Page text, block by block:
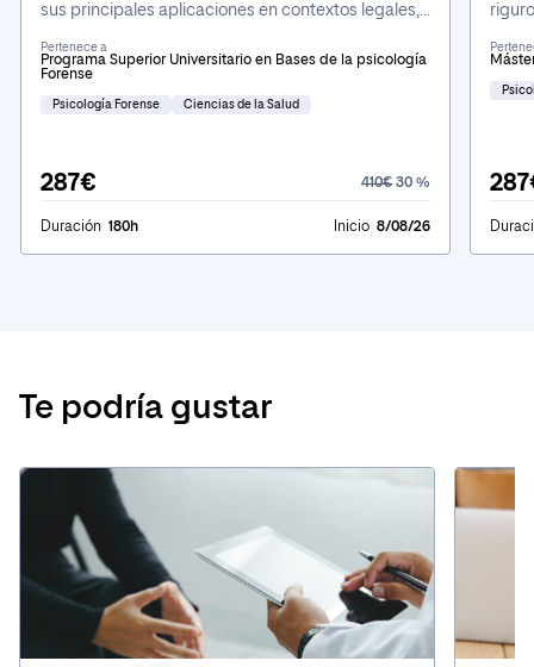
sus principales aplicaciones en contextos legales,
Derecho y en las bases normativas que sustentan
la práctica forense, todo ello complementado con
el análisis práctico de casos reales.
Pertenece a
Programa Superior Universitario en Bases de la psicología
Forense
Psicología Forense Ciencias de la Salud
287€ 410€30 %
Duración 180h Inicio 8/08/26
Te podría gustar